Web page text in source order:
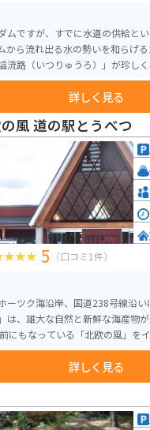
ムですが、すでに水道の供給と
から流れ出る水の勢いを和らげ
流路（いつりゅうろ）」が珍し
人が絶えません。 階段式溢流路は大正3年に造ら
ダムと勝納川の水を放流する目
を防ぐ働きを持っています。水
10段の階段を通り、水流の勢い
石が交互に組まれており、隙間
だれ」と呼ばれています。 階段式溢流路は歴史的価
水道百選」、「土木学会選奨土
管橋では階段式溢流路を期間限定
詳しく見る
風 道の駅とうべつ
5 （口コミ1件）
ーツク海沿岸、国道238号線沿
は、雄大な自然と新鮮な海産物
には、地元の新鮮な魚介類や農
があります。 特に、オホーツク海で獲れた新鮮
絶品で、お土産にもおすすめで
ふんだんに使った料理を楽しむこ
ホーツク海の海岸線を走る爽快な
詳しく見る